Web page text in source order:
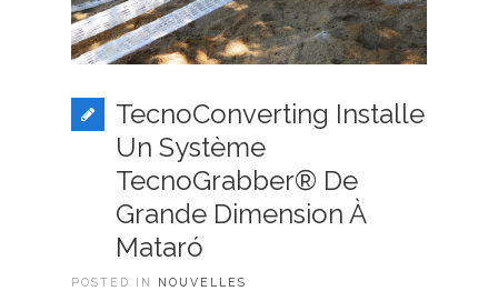
TecnoConverting Installe
Un Système
TecnoGrabber® De
Grande Dimension À
Mataró
POSTED IN NOUVELLES